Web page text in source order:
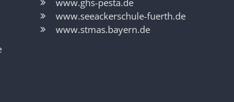
www.seeackerschule-fuerth.de
www.stmas.bayern.de